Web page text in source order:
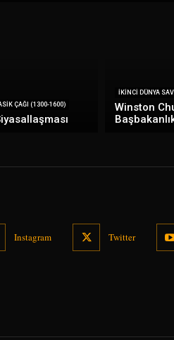
ÇAĞI (1300-1600)
İKINCI DÜNYA
Winston
Instagram Twitter